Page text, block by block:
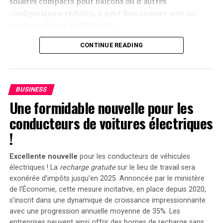
combat pour le titre intérimaire contre son ancien rival
configurations réduites, il peut fonctionner avec un
Capacité et flexibilité Énergétique
Avec une capacité maximale d’injection dans le réseau
domestique atteignant 1200 watts,le Solarbank 2 AC
peut être associé à deux régulateurs solaires MPPT. Cela
ouvre la possibilité d’ajouter jusqu’à 1200 watts
supplémentaires via des panneaux solaires additionnels,
portant ainsi la puissance totale à un impressionnant
2400 watts
de stockage énergétique, il est possible d’intégrer
jusqu’à cinq batteries supplémentaires de 1,6
kilowattheure chacune, augmentant la capacité totale à
9,6 kilowattheures.
Intégration dans un Écosystème
CONTINUE READING
BUSINESS
Une formidable nouvelle pour les
conducteurs de voitures électriques
!
Excellente nouvelle pour les conducteurs de véhicules
électriques ! La recharge gratuitesur le lieu de travail sera
exonérée d’impôts jusqu’en 2025. Annoncée par le ministère
de l’Économie, cette mesure incitative, en place depuis 2020,
s’inscrit dans une dynamique de croissance impressionnante
avec une progression annuelle moyenne de 35%. Les